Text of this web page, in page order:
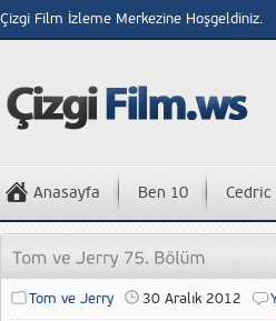
Çizgi Film İzleme Merkezine Hoşgeldiniz.
Anasayfa Ben 10 Cedric
Tom ve Jerry 30 Aralık 2012